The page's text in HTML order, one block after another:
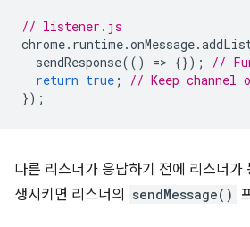
// listener.js
chrome. runtime.onMessage.
sendResponse(() => {});
//
return true ;
// Keep channel
});
다른 리스너가 응답하기 전에 리스너가
생시키면 리스너의
sendMessage()